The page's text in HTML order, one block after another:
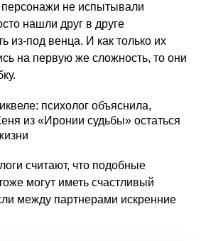
персонажи не испытывали
нашли друг в друге
из-под венца. И как только их
на первую же сложность, то они
считают, что подобные
могут иметь счастливый
между партнерами искренние